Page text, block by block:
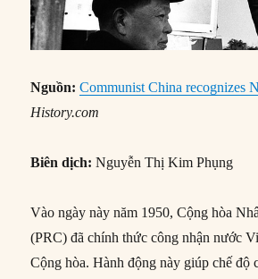
Nguồn: Communist China recognizes
History.com
Biên dịch: Nguyễn Thị Kim Phụng
Vào ngày này năm 1950, Cộng hòa
(PRC) đã chính thức công nhận nước
Cộng hòa. Hành động này giúp chế độ